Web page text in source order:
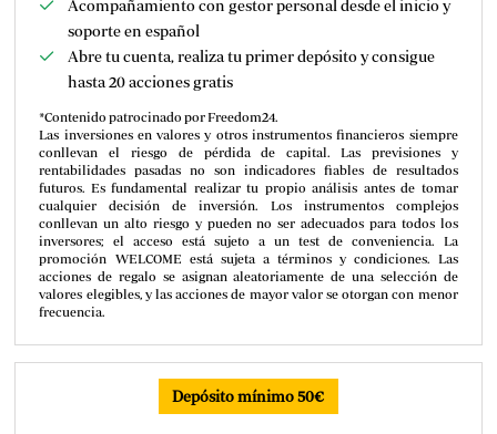
Acompañamiento con gestor personal desde el inicio y
soporte en español
Abre tu cuenta, realiza tu primer depósito y consigue
hasta 20 acciones gratis
*Contenido patrocinado por Freedom24.
Las inversiones en valores y otros instrumentos financieros siempre
conllevan el riesgo de pérdida de capital. Las previsiones y
rentabilidades pasadas no son indicadores fiables de resultados
futuros. Es fundamental realizar tu propio análisis antes de tomar
cualquier decisión de inversión. Los instrumentos complejos
conllevan un alto riesgo y pueden no ser adecuados para todos los
inversores; el acceso está sujeto a un test de conveniencia. La
promoción WELCOME está sujeta a términos y condiciones. Las
acciones de regalo se asignan aleatoriamente de una selección de
valores elegibles, y las acciones de mayor valor se otorgan con menor
frecuencia.
Depósito mínimo 50€